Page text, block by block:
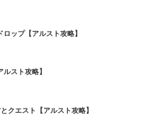
ップ【アルスト攻略】
スト攻略】
クエスト【アルスト攻略】